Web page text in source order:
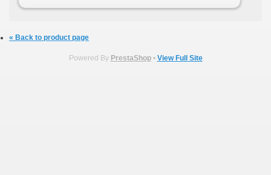
« Back to product page
Powered By PrestaShop• View Full Site